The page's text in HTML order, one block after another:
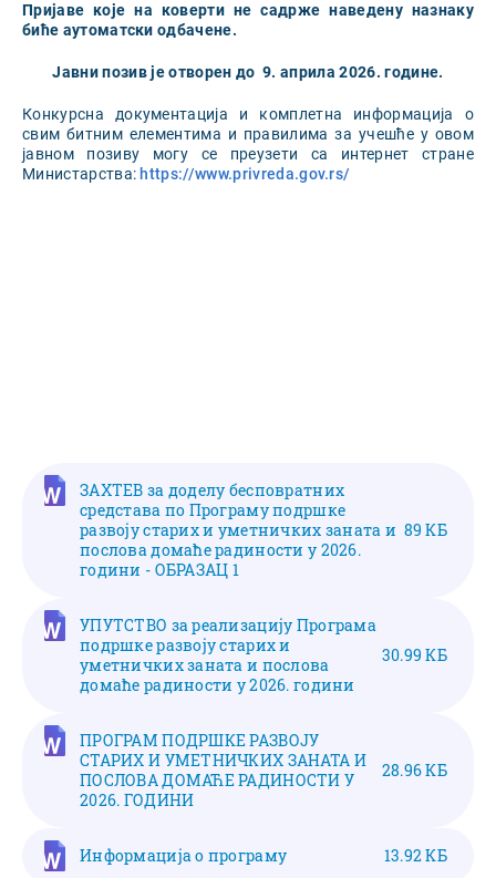
Пријаве које на коверти не садрже наведену назнаку
биће аутоматски одбачене.
Јавни позив је отворен до9. априла 2026. године.
Конкурсна документација и комплетна информација о
свим битним елементима и правилима за учешће у овом
јавном позиву могу се преузети са интернет странe
Министарства: https://www.privreda.gov.rs/
ЗАХТЕВ за доделу бесповратних
средстава по Програму подршке
развоју старих и уметничких заната и
послова домаће радиности у 2026.
години - ОБРАЗАЦ 1
89 КБ
УПУТСТВО за реализацију Програма
подршке развоју старих и
уметничких заната и послова
домаће радиности у 2026. години
30.99 КБ
ПРОГРАМ ПОДРШКЕ РАЗВОЈУ
СТАРИХ И УМЕТНИЧКИХ ЗАНАТА И
ПОСЛОВА ДОМАЋЕ РАДИНОСТИ У
2026. ГОДИНИ
28.96 КБ
Информација о програму 13.92 КБ